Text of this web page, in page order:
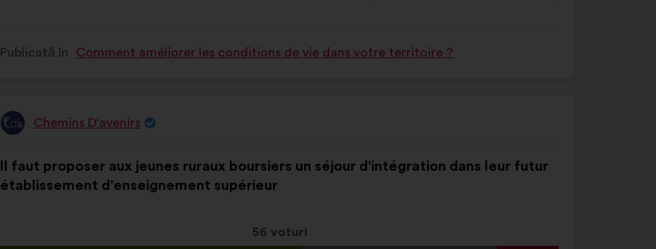
"Căutare"
Publicată în Comment améliorer les conditions de vie dans votre territoire ?
Propunere
de:
Chemins D'avenirs
propunerii:
Il faut proposer aux jeunes ruraux boursiers un séjour d'intégration dans leur futur
établissement d'enseignement supérieur
Această
56 voturi
următoarea
distribuire: